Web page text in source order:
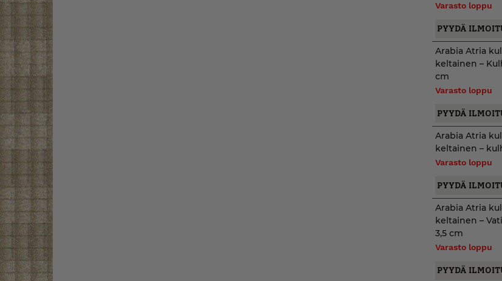
Varasto loppu
PYYDÄ
Arabia Atria
keltainen –
cm
Varasto loppu
PYYDÄ
Arabia Atria
keltainen –
Varasto loppu
PYYDÄ
Arabia Atria
keltainen –
3,5 cm
Varasto loppu
PYYDÄ